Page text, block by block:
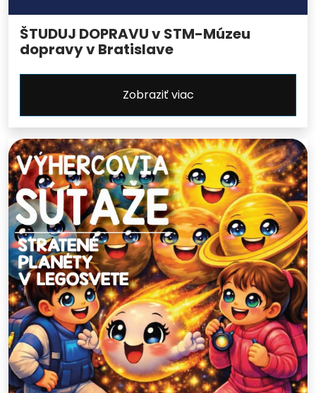
ŠTUDUJ DOPRAVU v STM-Múzeu
dopravy v Bratislave
Zobraziť viac